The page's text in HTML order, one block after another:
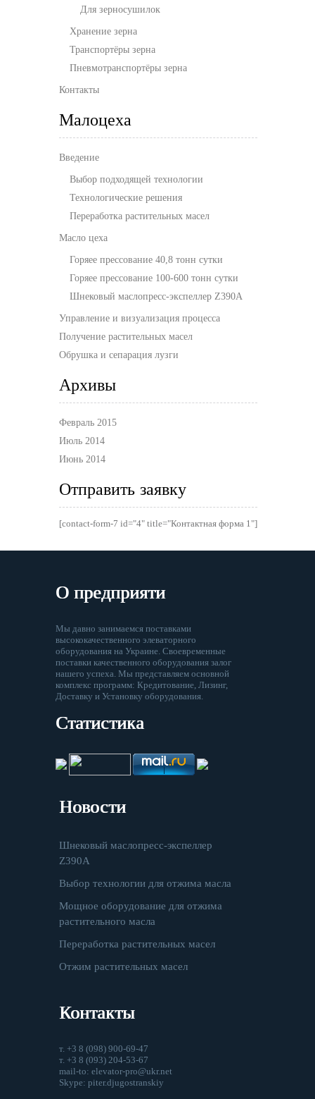
Для зерносушилок
Хранение зерна
Транспортёры зерна
Пневмотранспортёры зерна
Контакты
Малоцеха
Введение
Выбор подходящей технологии
Технологические решения
Переработка растительных масел
Масло цеха
Горяее прессование 40,8 тонн сутки
Горяее прессование 100-600 тонн сутки
Шнековый маслопресс-экспеллер Z390A
Управление и визуализация процесса
Получение растительных масел
Обрушка и сепарация лузги
Архивы
Февраль 2015
Июль 2014
Июнь 2014
Отправить заявку
[contact-form-7 id="4" title="Контактная форма 1"]
О предприяти
Мы давно занимаемся поставками
высококачественного элеваторного
оборудования на Украине. Своевременные
поставки качественного оборудования залог
нашего успеха. Мы представляем основной
комплекс программ: Кредитование, Лизинг,
Доставку и Установку оборудования.
Статистика
Новости
Шнековый маслопресс-экспеллер
Z390A
Выбор технологии для отжима масла
Мощное оборудование для отжима
растительного масла
Переработка растительных масел
Отжим растительных масел
Контакты
т. +3 8 (098) 900-69-47
т. +3 8 (093) 204-53-67
mail-to: elevator-pro@ukr.net
Skype: piter.djugostranskiy